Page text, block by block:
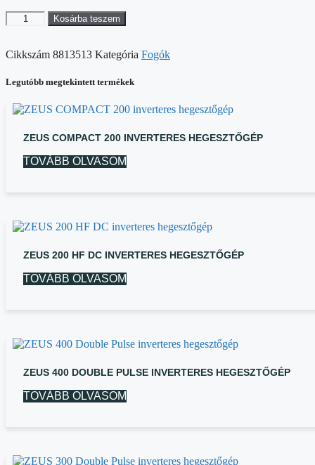
Zégerfogó
egyenes
175
CV.
Kosárba teszem
Cikkszám 8813513 Kategória Fogók
Legutóbb megtekintett termékek
ZEUS COMPACT 200 INVERTERES HEGESZTŐGÉP
TOVÁBB OLVASOM
ZEUS 200 HF DC INVERTERES HEGESZTŐGÉP
TOVÁBB OLVASOM
ZEUS 400 DOUBLE PULSE INVERTERES HEGESZTŐGÉP
TOVÁBB OLVASOM